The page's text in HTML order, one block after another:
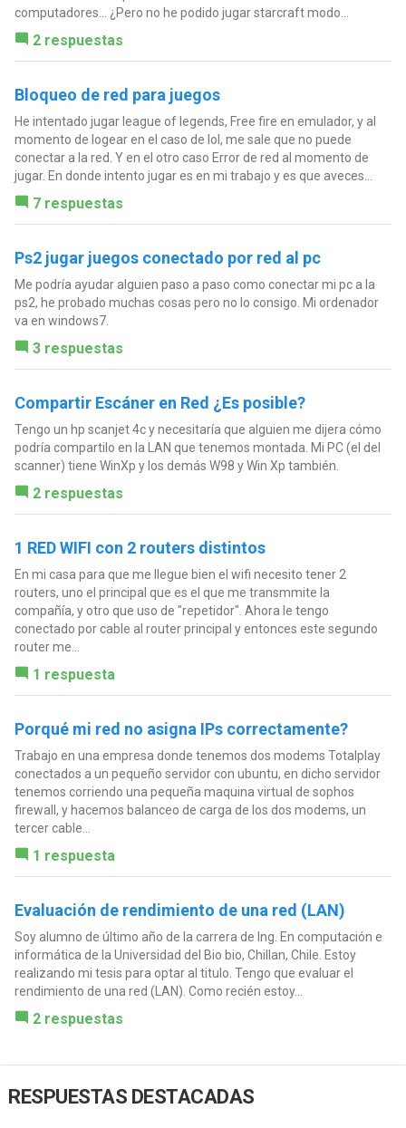
computadores... ¿Pero no he podido jugar starcraft modo...
2 respuestas
Bloqueo de red para juegos
He intentado jugar league of legends, Free fire en emulador, y al
momento de logear en el caso de lol, me sale que no puede
conectar a la red. Y en el otro caso Error de red al momento de
jugar. En donde intento jugar es en mi trabajo y es que aveces...
7 respuestas
Ps2 jugar juegos conectado por red al pc
Me podría ayudar alguien paso a paso como conectar mi pc a la
ps2, he probado muchas cosas pero no lo consigo. Mi ordenador
va en windows7.
3 respuestas
Compartir Escáner en Red ¿Es posible?
Tengo un hp scanjet 4c y necesitaría que alguien me dijera cómo
podría compartilo en la LAN que tenemos montada. Mi PC (el del
scanner) tiene WinXp y los demás W98 y Win Xp también.
2 respuestas
1 RED WIFI con 2 routers distintos
En mi casa para que me llegue bien el wifi necesito tener 2
routers, uno el principal que es el que me transmmite la
compañía, y otro que uso de "repetidor". Ahora le tengo
conectado por cable al router principal y entonces este segundo
router me...
1 respuesta
Porqué mi red no asigna IPs correctamente?
Trabajo en una empresa donde tenemos dos modems Totalplay
conectados a un pequeño servidor con ubuntu, en dicho servidor
tenemos corriendo una pequeña maquina virtual de sophos
firewall, y hacemos balanceo de carga de los dos modems, un
tercer cable...
1 respuesta
Evaluación de rendimiento de una red (LAN)
Soy alumno de último año de la carrera de Ing. En computación e
informática de la Universidad del Bio bio, Chillan, Chile. Estoy
realizando mi tesis para optar al titulo. Tengo que evaluar el
rendimiento de una red (LAN). Como recién estoy...
2 respuestas
RESPUESTAS DESTACADAS